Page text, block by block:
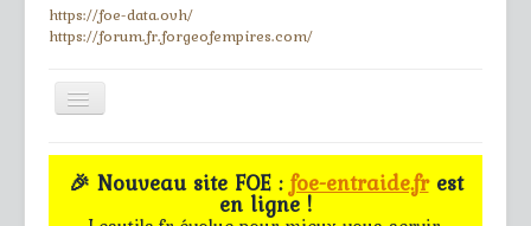
https://foe-data.ovh/
https://forum.fr.forgeofempires.com/
Toggle
Navigation
≡
Accueil
🎉 Nouveau site FOE :foe-entraide.frest
en ligne !